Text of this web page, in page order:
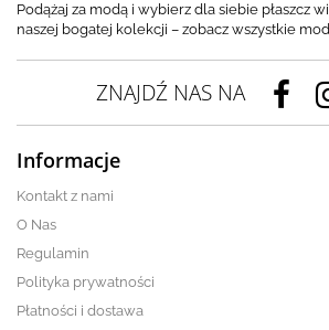
Podążaj za modą i wybierz dla siebie płaszcz
naszej bogatej kolekcji – zobacz wszystkie
ZNAJDŹ NAS NA
Informacje
Kontakt z nami
O Nas
Regulamin
Polityka prywatności
Płatności i dostawa